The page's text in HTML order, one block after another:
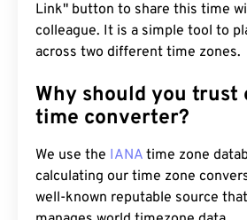
Link" button to share this time
colleague. It is a simple tool to
across two different time zones.
Why should you trust
time converter?
We use the IANA time zone
calculating our time zone
well-known reputable source